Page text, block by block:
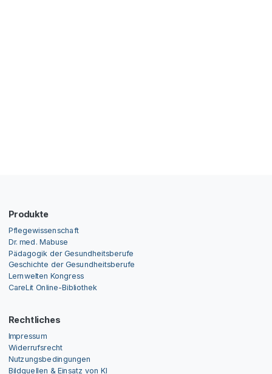
Produkte
Pflegewissenschaft
Dr. med. Mabuse
Pädagogik der Gesundheitsberufe
Geschichte der Gesundheitsberufe
Lernwelten Kongress
CareLit Online-Bibliothek
Rechtliches
Impressum
Widerrufsrecht
Nutzungsbedingungen
Bildquellen & Einsatz von KI